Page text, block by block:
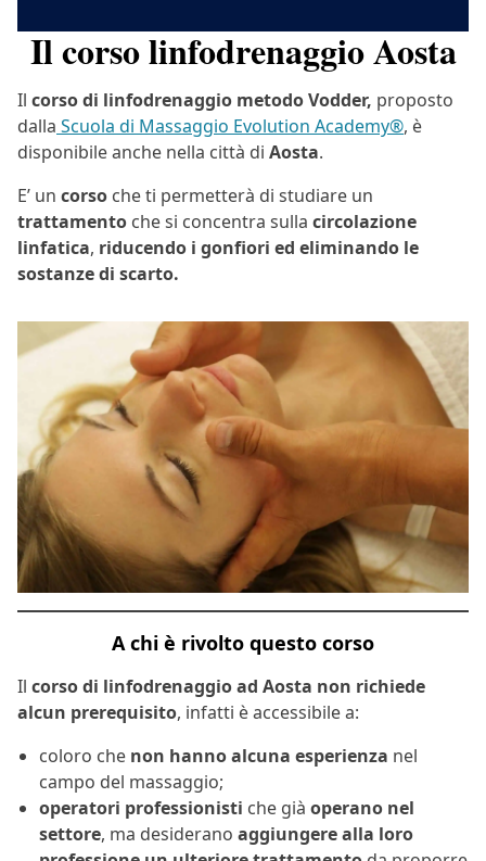
Il corso linfodrenaggio Aosta
Il corso di linfodrenaggio metodo Vodder, proposto
dalla Scuola di Massaggio Evolution Academy®, è
disponibile anche nella città di Aosta.
E’ un corso che ti permetterà di studiare un
trattamento che si concentra sulla circolazione
linfatica, riducendo i gonfiori ed eliminando le
sostanze di scarto.
A chi è rivolto questo corso
Il corso di linfodrenaggio ad Aosta non richiede
alcun prerequisito, infatti è accessibile a:
coloro che non hanno alcuna esperienza nel
campo del massaggio;
operatori professionisti che già operano nel
settore, ma desiderano aggiungere alla loro